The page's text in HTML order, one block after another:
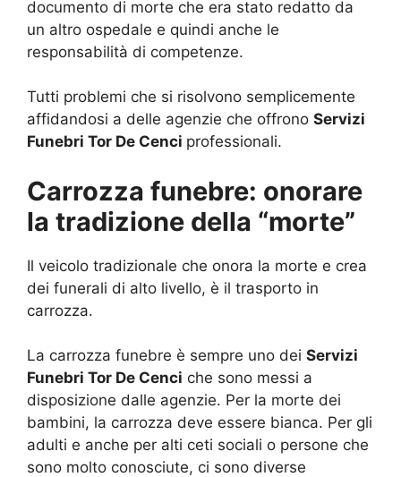
documento di morte che era stato redatto da
un altro ospedale e quindi anche le
responsabilità di competenze.
Tutti problemi che si risolvono semplicemente
affidandosi a delle agenzie che offrono Servizi
Funebri Tor De Cenci professionali.
Carrozza funebre: onorare
la tradizione della “morte”
Il veicolo tradizionale che onora la morte e crea
dei funerali di alto livello, è il trasporto in
carrozza.
La carrozza funebre è sempre uno dei Servizi
Funebri Tor De Cenci che sono messi a
disposizione dalle agenzie. Per la morte dei
bambini, la carrozza deve essere bianca. Per gli
adulti e anche per alti ceti sociali o persone che
sono molto conosciute, ci sono diverse